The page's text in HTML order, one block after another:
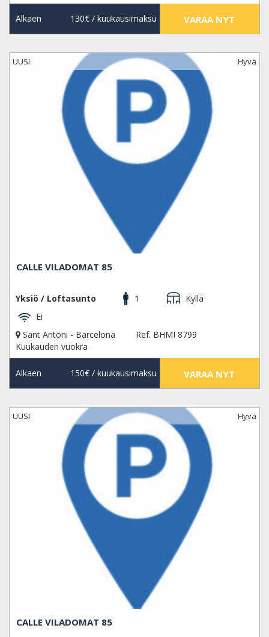
Alkaen 130€/ kuukausimaksu VARAA NYT
UUSI Hyvä
CALLE VILADOMAT 85
Yksiö / Loftasunto 1
Kyllä
Ei
Sant Antoni - Barcelona
Ref. BHMI 8799
Kuukauden vuokra
Alkaen 150€/ kuukausimaksu VARAA NYT
UUSI Hyvä
CALLE VILADOMAT 85